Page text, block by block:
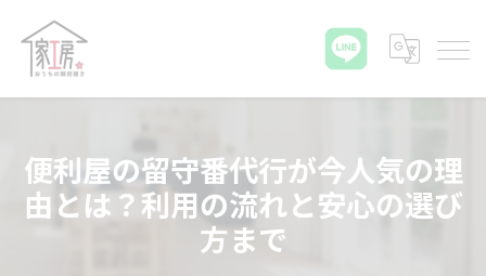
便利屋の留守番代行が今人気の理
由とは？利用の流れと安心の選び
方まで